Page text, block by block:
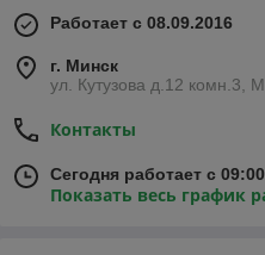
Работает с 08.09.2016
г. Минск
ул. Кутузова д.12 комн.3,
Контакты
Сегодня работает с
Показать весь график